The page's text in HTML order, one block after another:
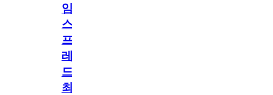
임
스
프
레
드]
최